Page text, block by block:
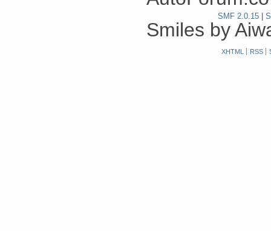
SMF 2.0.15
Smiles by
XHTML RSS